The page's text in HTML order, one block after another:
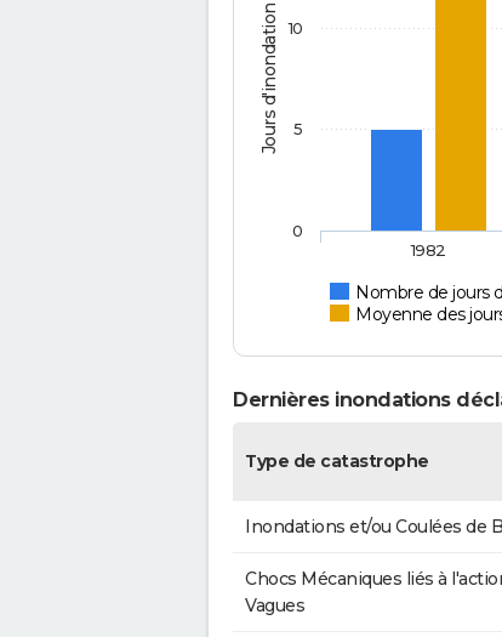
Jours d'inondation
Nombre de jours
Moyenne des
1982
0
5
10
Dernières inondations
Type de catastrophe
Inondations et/ou Coulées de
Chocs Mécaniques liés à
Vagues